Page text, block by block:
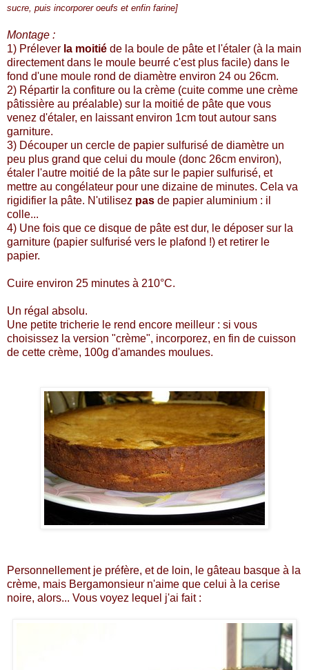
sucre, puis incorporer oeufs et enfin farine]
Montage :
1) Prélever la moitié de la boule de pâte et l'étaler (à la main
directement dans le moule beurré c'est plus facile) dans le
fond d'une moule rond de diamètre environ 24 ou 26cm.
2) Répartir la confiture ou la crème (cuite comme une crème
pâtissière au préalable) sur la moitié de pâte que vous
venez d'étaler, en laissant environ 1cm tout autour sans
garniture.
3) Découper un cercle de papier sulfurisé de diamètre un
peu plus grand que celui du moule (donc 26cm environ),
étaler l'autre moitié de la pâte sur le papier sulfurisé, et
mettre au congélateur pour une dizaine de minutes. Cela va
rigidifier la pâte. N'utilisez pas de papier aluminium : il
colle...
4) Une fois que ce disque de pâte est dur, le déposer sur la
garniture (papier sulfurisé vers le plafond !) et retirer le
papier.
Cuire environ 25 minutes à 210°C.
Un régal absolu.
Une petite tricherie le rend encore meilleur : si vous
choisissez la version "crème", incorporez, en fin de cuisson
de cette crème, 100g d'amandes moulues.
Personnellement je préfère, et de loin, le gâteau basque à la
crème, mais Bergamonsieur n'aime que celui à la cerise
noire, alors... Vous voyez lequel j'ai fait :